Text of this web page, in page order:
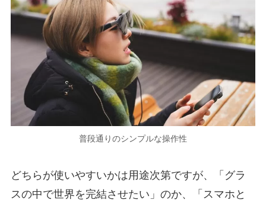
普段通りのシンプルな操作性
どちらが使いやすいかは用途次第ですが、「グラ
スの中で世界を完結させたい」のか、「スマホと